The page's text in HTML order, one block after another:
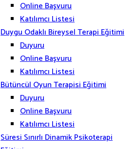
Online Başvuru
Katılımcı Listesi
Duygu Odaklı Bireysel Terapi Eğitimi
Duyuru
Online Başvuru
Katılımcı Listesi
Bütüncül Oyun Terapisi Eğitimi
Duyuru
Online Başvuru
Katılımcı Listesi
Süresi Sınırlı Dinamik Psikoterapi